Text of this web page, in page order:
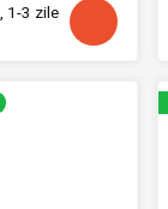
1-3 zile